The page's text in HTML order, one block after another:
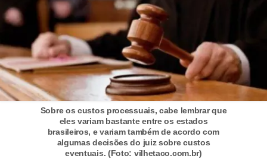
Sobre os custos processuais, cabe lembrar que
eles variam bastante entre os estados
brasileiros, e variam também de acordo com
algumas decisões do juiz sobre custos
eventuais. (Foto: vilhetaco.com.br)
e
d
é